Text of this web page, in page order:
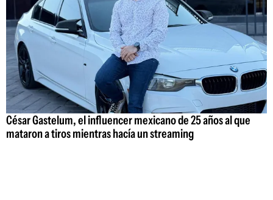
César Gastelum, el influencer mexicano de 25 años al que
mataron a tiros mientras hacía un streaming